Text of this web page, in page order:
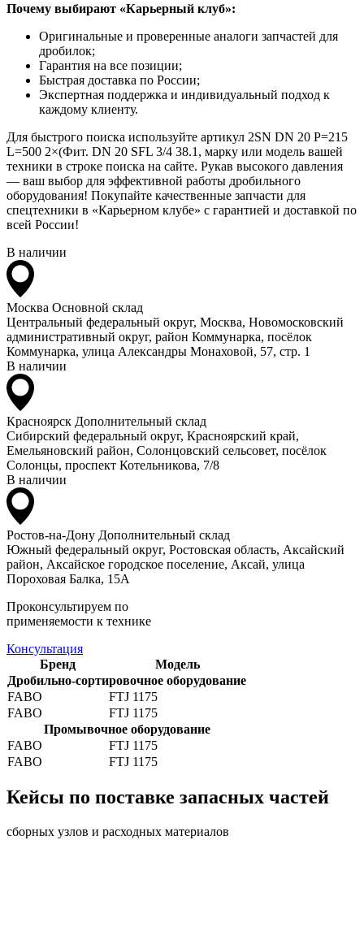
Почему выбирают «Карьерный клуб»:
Оригинальные и проверенные аналоги запчастей для
дробилок;
Гарантия на все позиции;
Быстрая доставка по России;
Экспертная поддержка и индивидуальный подход к
каждому клиенту.
Для быстрого поиска используйте артикул 2SN DN 20 P=215
L=500 2×(Фит. DN 20 SFL 3/4 38.1, марку или модель вашей
техники в строке поиска на сайте. Рукав высокого давления
— ваш выбор для эффективной работы дробильного
оборудования! Покупайте качественные запчасти для
спецтехники в «Карьерном клубе» с гарантией и доставкой по
всей России!
В наличии
Москва Основной склад
Центральный федеральный округ, Москва, Новомосковский
административный округ, район Коммунарка, посёлок
Коммунарка, улица Александры Монаховой, 57, стр. 1
В наличии
Красноярск Дополнительный склад
Сибирский федеральный округ, Красноярский край,
Емельяновский район, Солонцовский сельсовет, посёлок
Солонцы, проспект Котельникова, 7/8
В наличии
Ростов-на-Дону Дополнительный склад
Южный федеральный округ, Ростовская область, Аксайский
район, Аксайское городское поселение, Аксай, улица
Пороховая Балка, 15А
Проконсультируем по
применяемости к технике
Консультация
Бренд
Модель
Дробильно-сортировочное оборудование
FABO
FTJ 1175
FABO
FTJ 1175
Промывочное оборудование
FABO
FTJ 1175
FABO
FTJ 1175
Кейсы по поставке запасных частей
сборных узлов и расходных материалов